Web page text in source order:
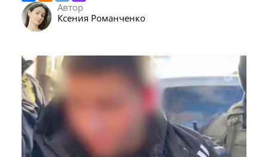
Автор
Ксения Романченко